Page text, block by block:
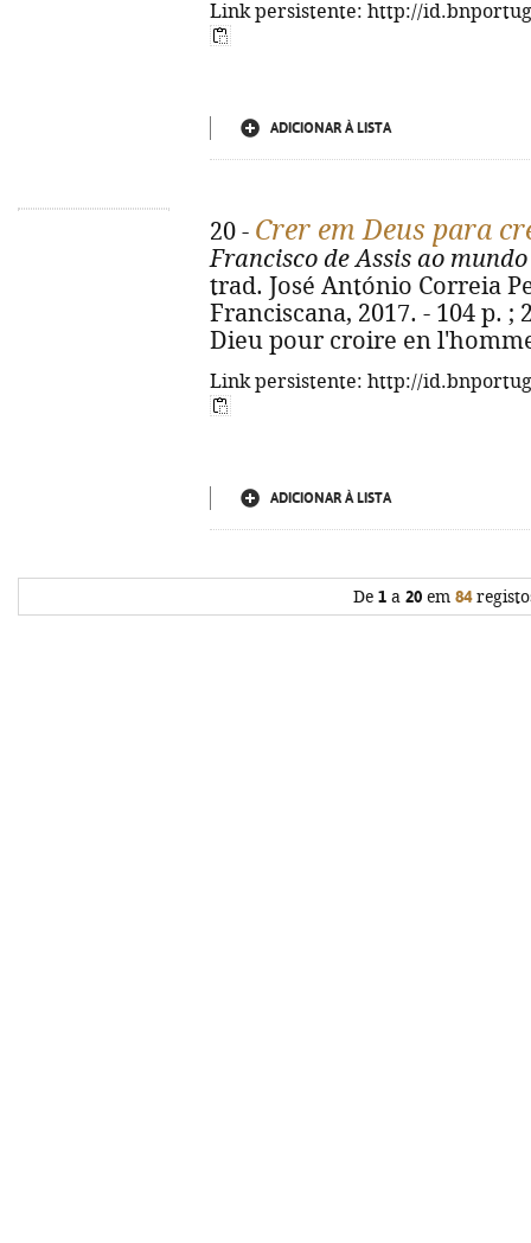
Link persistente: http://
ADICIONAR À LISTA
20 - Crer em Deus para
Francisco de Assis ao
trad. José António Correia
Franciscana, 2017. - 104 p.
Dieu pour croire en
Link persistente: http://
ADICIONAR À LISTA
De 1a 20em 84